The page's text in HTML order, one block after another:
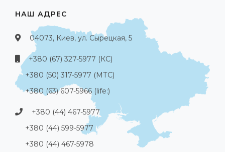
НАШ АДРЕС
04073, Киев, ул. Сырецкая, 5
+380 (67) 327-5977 (КС)
+380 (50) 317-5977 (МТС)
+380 (63) 607-5966 (life:)
+380 (44) 467-5977
+380 (44) 599-5977
+380 (44) 467-5978